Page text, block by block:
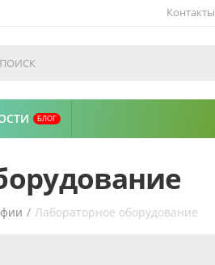
Контакты
БЛОГ
/ Лабораторное оборудование